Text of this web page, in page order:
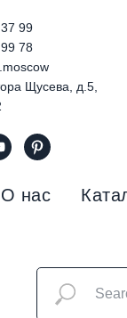
99
78
Щусева, д.5,
О нас